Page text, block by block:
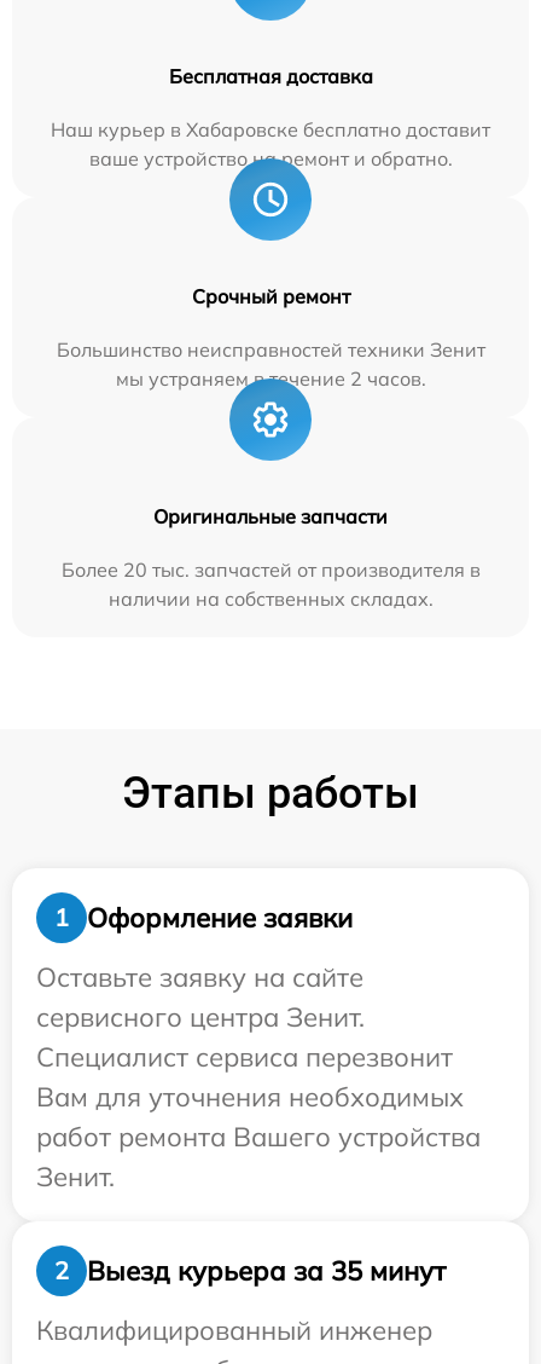
Бесплатная доставка
Наш курьер в Хабаровске бесплатно доставит
ваше устройство на ремонт и обратно.
Срочный ремонт
Большинство неисправностей техники Зенит
мы устраняем в течение 2 часов.
Оригинальные запчасти
Более 20 тыс. запчастей от производителя в
наличии на собственных складах.
Этапы работы
1
Оформление заявки
Оставьте заявку на сайте
сервисного центра Зенит.
Специалист сервиса перезвонит
Вам для уточнения необходимых
работ ремонта Вашего устройства
Зенит.
2
Выезд курьера за 35 минут
Квалифицированный инженер